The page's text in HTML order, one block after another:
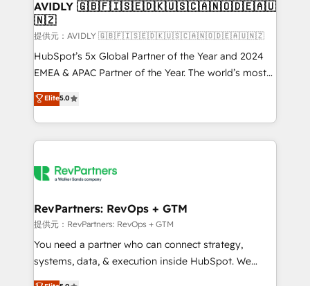
AVIDLY 🇬🇧🇫🇮🇸🇪🇩🇰🇺🇸🇨🇦🇳🇴🇩🇪🇦🇺
🇳🇿
提供元：AVIDLY 🇬🇧🇫🇮🇸🇪🇩🇰🇺🇸🇨🇦🇳🇴🇩🇪🇦🇺🇳🇿
HubSpot’s 5x Global Partner of the Year and 2024
EMEA & APAC Partner of the Year. The world’s most
experienced and fully accredited HubSpot Solutions
Partner. 🚀 With 2,750+ HubSpot projects delivered
and 370+ specialists across EMEA, APAC and NAM,
we de-risk complex CRM programmes and
multi-region migrations to AI-powered automation,
scale. 🏆 HubSpot’s CEO called us “the partner of the
future.” Others agree it is proof of trust built through
measurable impact.
Elite5.0
RevPartners: RevOps + GTM
提供元：RevPartners: RevOps + GTM
You need a partner who can connect strategy,
systems, data, & execution inside HubSpot. We
bridge the gap where most agencies fall short by